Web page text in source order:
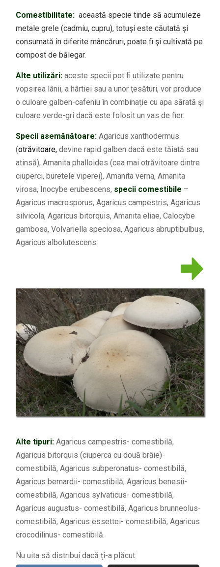
Comestibilitate: această specie tinde să acumuleze
metale grele (cadmiu, cupru), totuşi este căutată şi
consumată în diferite mâncăruri, poate fi şi cultivată pe
compost de bălegar.
Alte utilizări: aceste specii pot fi utilizate pentru
vopsirea lânii, a hârtiei sau a unor ţesături, vor produce
o culoare galben-cafeniu în combinaţie cu apa sărată şi
culoare verde-gri dacă este folosit un vas de fier.
Specii asemănătoare: Agaricus xanthodermus
(otrăvitoare, devine rapid galben dacă este tăiată sau
atinsă), Amanita phalloides (cea mai otrăvitoare dintre
ciuperci, buretele viperei), Amanita verna, Amanita
virosa, Inocybe erubescens, specii comestibile –
Agaricus macrosporus, Agaricus campestris, Agaricus
silvicola, Agaricus bitorquis, Amanita eliae, Calocybe
gambosa, Volvariella speciosa, Agaricus abruptibulbus,
Agaricus albolutescens.
Alte tipuri: Agaricus campestris- comestibilă,
Agaricus bitorquis (ciuperca cu două brâie)-
comestibilă, Agaricus subperonatus- comestibilă,
Agaricus bernardii- comestibilă, Agaricus benesii-
comestibilă, Agaricus sylvaticus- comestibilă,
Agaricus augustus- comestibilă, Agaricus brunneolus-
comestibilă, Agaricus essettei- comestibilă, Agaricus
crocodilinus- comestibilă.
Nu uita să distribui dacă ți-a plăcut: